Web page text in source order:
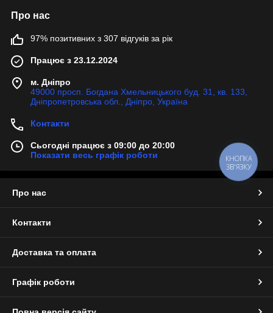
Про нас
97% позитивних з 307 відгуків за рік
Працює з 23.12.2024
м. Дніпро
49000 просп. Богдана Хмельницького буд. 31, кв. 133,
Дніпропетровська обл., Дніпро, Україна
Контакти
Сьогодні працює з 09:00 до 20:00
Показати весь графік роботи
Про нас
Контакти
Доставка та оплата
Графік роботи
КНОПКА
ЗВ'ЯЗКУ